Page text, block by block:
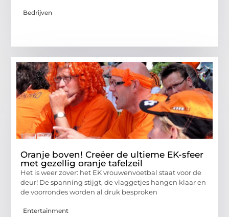
Bedrijven
Oranje boven! Creëer de ultieme EK-sfeer
met gezellig oranje tafelzeil
Het is weer zover: het EK vrouwenvoetbal staat voor de
deur! De spanning stijgt, de vlaggetjes hangen klaar en
de voorrondes worden al druk besproken
Entertainment